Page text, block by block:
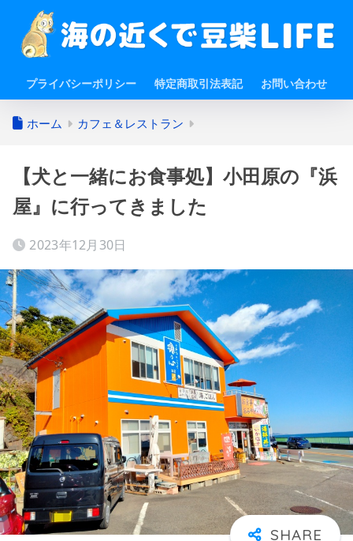
プライバシーポリシー 特定商取引法表記 お問い合わせ
ホーム カフェ＆レストラン
【犬と一緒にお食事処】小田原の『浜
屋』に行ってきました
2023年12月30日